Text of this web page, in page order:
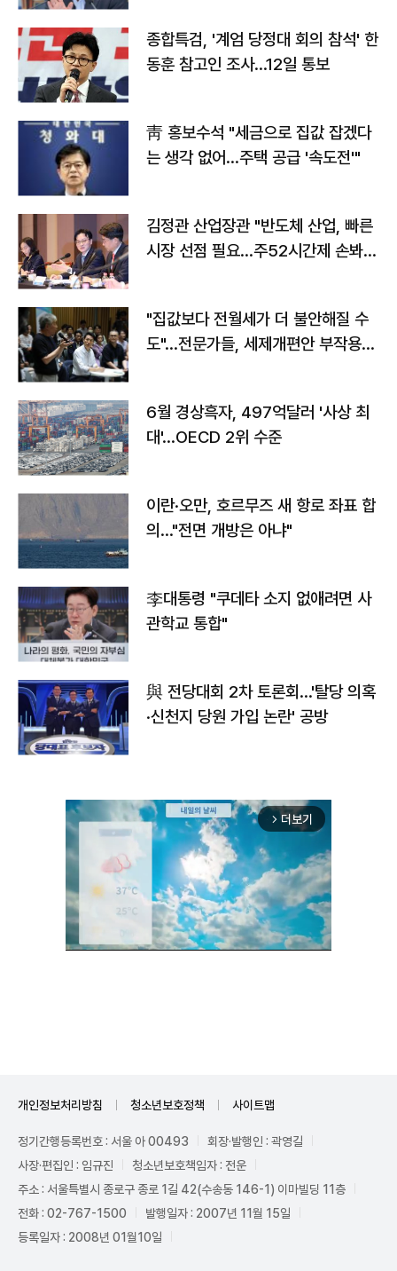
종합특검, '계엄 당정대 회의 참석' 한
동훈 참고인 조사...12일 통보
靑 홍보수석 "세금으로 집값 잡겠다
는 생각 없어…주택 공급 '속도전'"
김정관 산업장관 "반도체 산업, 빠른
시장 선점 필요…주52시간제 손봐
"집값보다 전월세가 더 불안해질 수
도"…전문가들, 세제개편안 부작용
6월 경상흑자, 497억달러 '사상 최
대'…OECD 2위 수준
이란·오만, 호르무즈 새 항로 좌표 합
의…"전면 개방은 아냐"
李대통령 "쿠데타 소지 없애려면 사
관학교 통합"
與 전당대회 2차 토론회…'탈당 의혹
·신천지 당원 가입 논란' 공방
arrow_forward_ios 더보기
개인정보처리방침 청소년보호정책 사이트맵
정기간행등록번호 : 서울 아 00493
회장·발행인 : 곽영길
사장·편집인 : 임규진
청소년보호책임자 : 전운
주소 : 서울특별시 종로구 종로 1길 42(수송동 146-1) 이마빌딩 11층
전화 : 02-767-1500
발행일자 : 2007년 11월 15일
등록일자 : 2008년 01월10일